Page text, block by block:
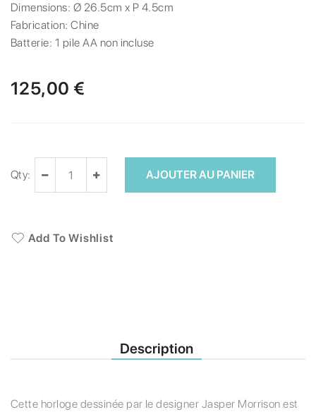
Dimensions: Ø 26.5cm x P 4.5cm
Fabrication:Chine
Batterie: 1 pile AA non incluse
125,00 €
Qty: AJOUTER AU PANIER
Add To Wishlist
Description
Cette horloge dessinée par le designer Jasper Morrison est